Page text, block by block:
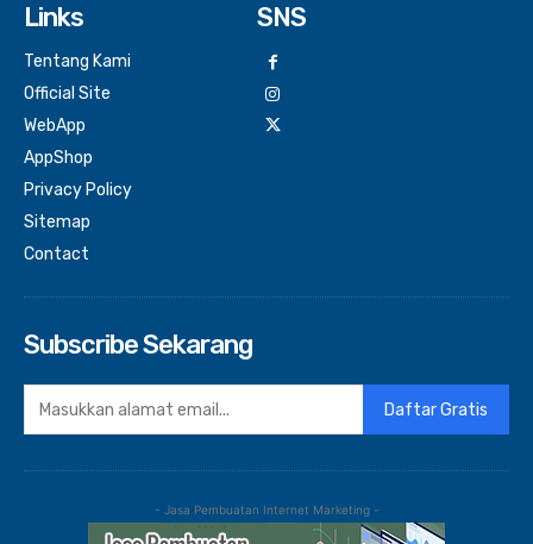
Links
Tentang Kami
Official Site
WebApp
AppShop
Privacy Policy
Sitemap
Contact
SNS
Subscribe Sekarang
Daftar Gratis
- Jasa Pembuatan Internet Marketing -